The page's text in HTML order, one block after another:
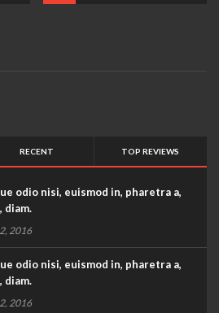
euismod in, pharetra a, ultricies
in, diam.
RECENT TOP REVIEWS
odio nisi, euismod in, pharetra a,
diam.
2016
odio nisi, euismod in, pharetra a,
diam.
2016